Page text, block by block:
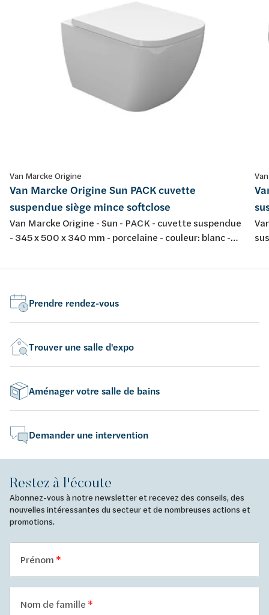
Van Marcke Origine
Van Marcke Origine Sun PACK cuvette
suspendue siège mince softclose
Van Marcke Origine - Sun - PACK - cuvette suspendue
- 345 x 500 x 340 mm - porcelaine - couleur: blanc -
Prendre rendez-vous
Trouver une salle d'expo
Aménager votre salle de bains
Demander une intervention
Restez à l'écoute
Abonnez-vous à notre newsletter et recevez des conseils, des
nouvelles intéressantes du secteur et de nombreuses actions et
promotions.
Prénom
Nom de famille